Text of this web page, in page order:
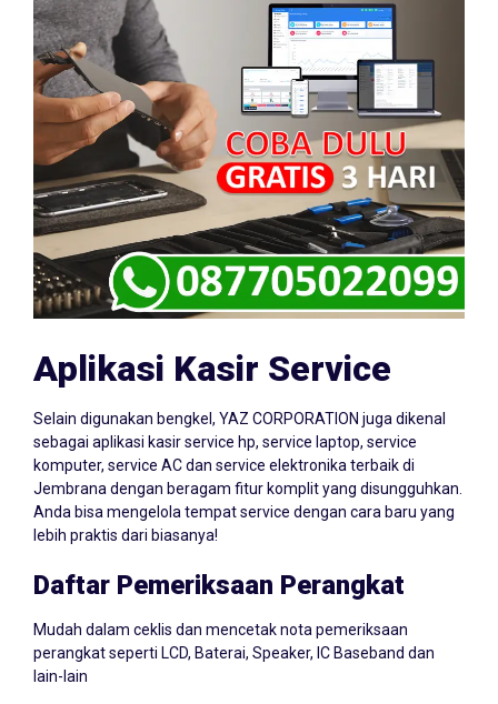
Aplikasi Kasir Service
Selain digunakan bengkel, YAZ CORPORATION juga dikenal
sebagai aplikasi kasir service hp, service laptop, service
komputer, service AC dan service elektronika terbaik di
Jembrana dengan beragam fitur komplit yang disungguhkan.
Anda bisa mengelola tempat service dengan cara baru yang
lebih praktis dari biasanya!
Daftar Pemeriksaan Perangkat
Mudah dalam ceklis dan mencetak nota pemeriksaan
perangkat seperti LCD, Baterai, Speaker, IC Baseband dan
lain-lain